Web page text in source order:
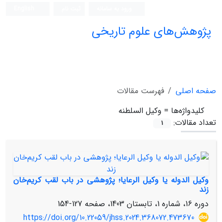
پژوهش‌های علوم تاریخی
صفحه اصلی
فهرست مقالات
کلیدواژه‌ها = وکیل السلطنه
تعداد مقالات:
1
وکیل الدوله یا وکیل الرعایا؛ پژوهشی در باب لقب کریم‌خان
زند
دوره 16، شماره 1، تابستان 1403، صفحه
127-154
https://doi.org/10.22059/jhss.2024.368072.473670